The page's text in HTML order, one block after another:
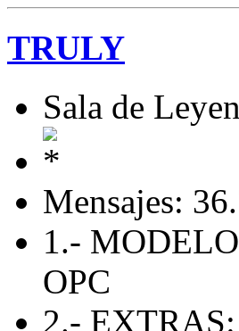
TRULY
Sala de
Mensajes:
1.-
OPC
2.- EXTRAS: